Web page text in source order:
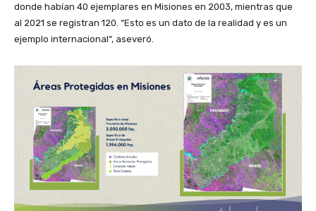
donde habían 40 ejemplares en Misiones en 2003, mientras que
al 2021 se registran 120. “Esto es un dato de la realidad y es un
ejemplo internacional“, aseveró.